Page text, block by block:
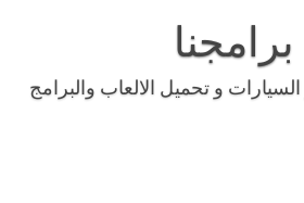
برامجنا
و تحميل الالعاب والبرامج